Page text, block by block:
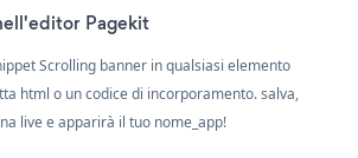
Pagekit
Scrolling banner in qualsiasi elemento
html o un codice di incorporamento. salva,
live e apparirà il tuo nome_app!